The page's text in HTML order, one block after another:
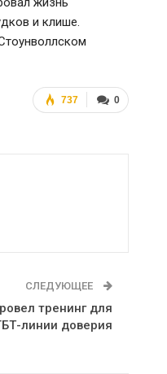
и клише.
0
737
СЛЕДУЮЩЕЕ
тренинг для
линии доверия